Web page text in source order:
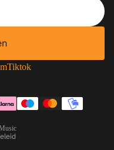
Tiktok